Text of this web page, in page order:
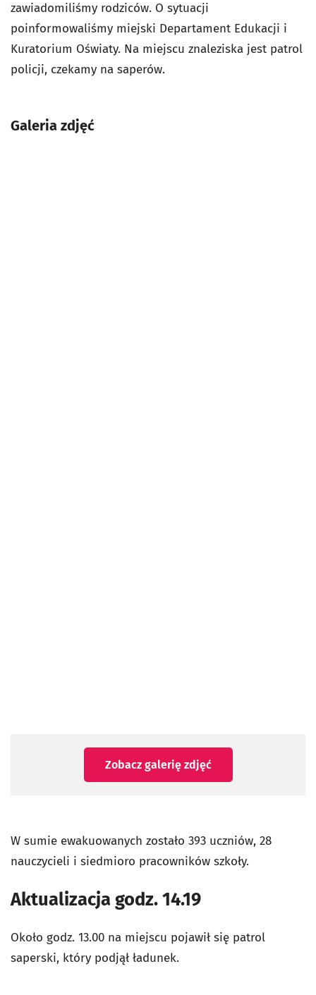
zawiadomiliśmy rodziców. O sytuacji
poinformowaliśmy miejski Departament Edukacji i
Kuratorium Oświaty. Na miejscu znaleziska jest patrol
policji, czekamy na saperów.
Galeria zdjęć
Zobacz galerię zdjęć
W sumie ewakuowanych zostało 393 uczniów, 28
nauczycieli i siedmioro pracowników szkoły.
Aktualizacja godz. 14.19
Około godz. 13.00 na miejscu pojawił się patrol
saperski, który podjął ładunek.